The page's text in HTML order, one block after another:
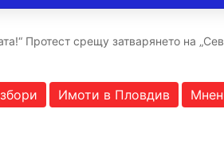
Протест срещу затварянето на
Имоти в Пловдив